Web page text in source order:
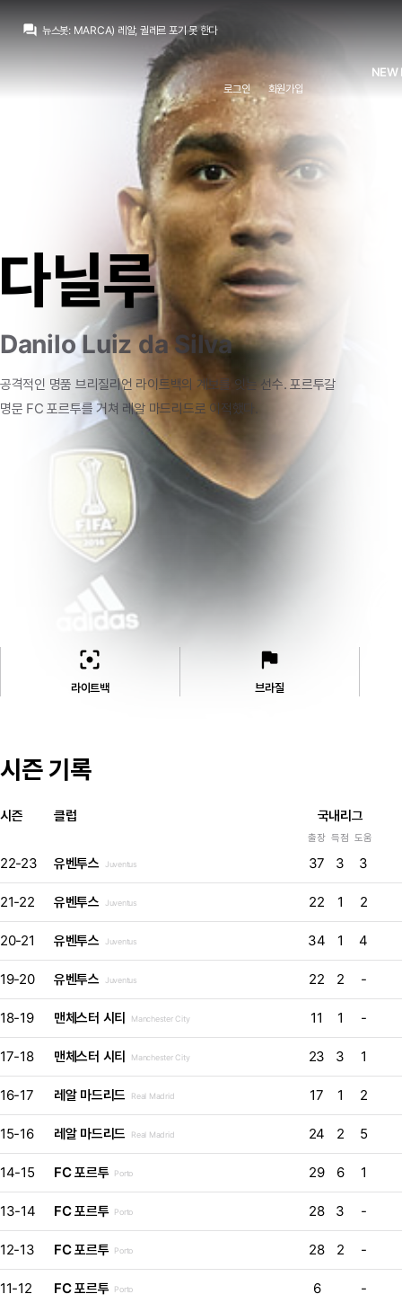
question_answer 뉴스봇: MARCA) 레알, 귈레르 포기 못 한다
MARCA) 무리뉴, 베르나르두 데뷔전 평가
COPE) 카를로스 에스피, 데뷔골 소감 밝혀
공홈) 부다페스트 원정 1-2 승리
공홈) 무리뉴, 전반 지배력에 만족감
공홈) 에스피, 레알 데뷔골에 감격
잘했나요 다들
비니시우스 닮은 다른 사람 아닌가
ㅇㅇ 귈레르 계속 노리는 거 맞지 ㅋㅋ 근데 페네르바체가 쉽게 안 줄 듯
NEW
로그인 회원가입
닐루
Danilo Luiz da Silva
공격적인 명품 브리질리언 라이트백의 계보를 잇는 선수. 포르투갈
명문 FC 포르투를 거쳐 레알 마드리드로 이적했다.
filter_center_focus
라이트백
flag
브라질
시즌 기록
시즌 클럽 국내리그
출장 득점 도움
22-23 유벤투스 Juventus 37 3 3
21-22 유벤투스 Juventus 22 1 2
20-21 유벤투스 Juventus 34 1 4
19-20 유벤투스 Juventus 22 2 -
18-19 맨체스터 시티 Manchester City 11 1 -
17-18 맨체스터 시티 Manchester City 23 3 1
16-17 레알 마드리드 Real Madrid 17 1 2
15-16 레알 마드리드 Real Madrid 24 2 5
14-15 FC 포르투 Porto 29 6 1
13-14 FC 포르투 Porto 28 3 -
12-13 FC 포르투 Porto 28 2 -
11-12 FC 포르투 Porto 6 -